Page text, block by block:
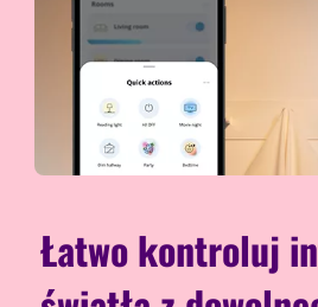
Łatwo kontroluj